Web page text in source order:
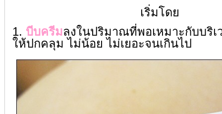
เริ่มโดย
1. บีบครีมลงในปริมาณที่พอเหมาะกับบริ
ให้ปกคลุม ไม่น้อย ไม่เยอะจนเกินไป